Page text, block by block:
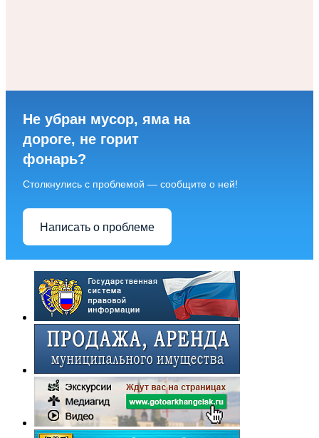
Не убран мусор, яма на
дороге, не горит
фонарь?
Столкнулись с проблемой — сообщите о ней!
Написать о проблеме